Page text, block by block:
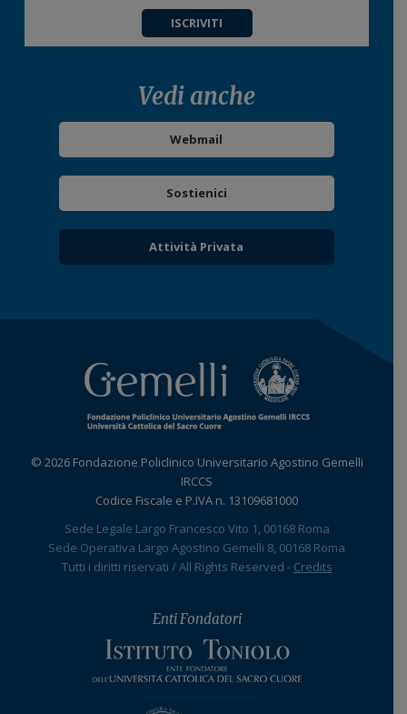
ISCRIVITI
Vedi anche
Webmail
Sostienici
Attività Privata
© 2026 Fondazione Policlinico Universitario Agostino Gemelli
IRCCS
Codice Fiscale e P.IVA n. 13109681000
Sede Legale Largo Francesco Vito 1, 00168 Roma
Sede Operativa Largo Agostino Gemelli 8, 00168 Roma
Tutti i diritti riservati / All Rights Reserved - Credits
Enti Fondatori